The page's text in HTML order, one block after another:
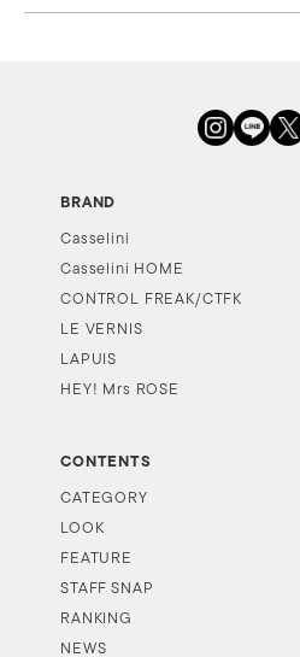
BRAND
Casselini
Casselini HOME
CONTROL FREAK/CTFK
LE VERNIS
LAPUIS
HEY! Mrs ROSE
CONTENTS
CATEGORY
LOOK
FEATURE
STAFF SNAP
RANKING
NEWS